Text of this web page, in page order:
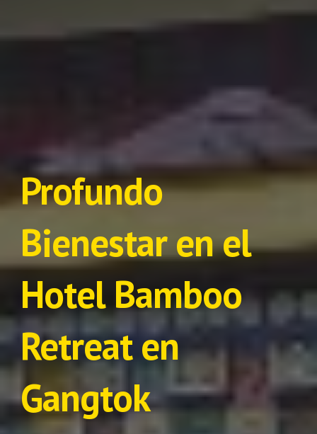
Profundo
Bienestar en el
Hotel Bamboo
Retreat en
Gangtok